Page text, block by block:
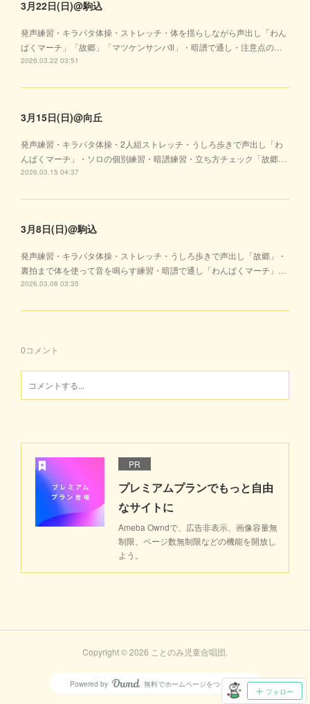
3月22日(日)@駒込
発声練習・キラパタ体操・ストレッチ・体を揺らしながら声出し「わん
ぱくマーチ」「故郷」「マツケンサンバⅡ」・暗譜で通し・注意点の…
2026.03.22 03:51
3月15日(日)@向丘
発声練習・キラパタ体操・2人組ストレッチ・うしろ歩きで声出し「わ
んぱくマーチ」・ソロの個別練習・暗譜練習・立ち方チェック「故郷…
2026.03.15 04:37
3月8日(日)@駒込
発声練習・キラパタ体操・ストレッチ・うしろ歩きで声出し「故郷」・
裏拍まで体を使って音を鳴らす練習・暗譜で通し「わんぱくマーチ」…
2026.03.08 03:35
0コメント
PR
プレミアムプランでもっと自由
なサイトに
Ameba Owndで、広告非表示、画像容量無
制限、ページ数無制限などの機能を開放し
よう。
フォロー
Copyright ©2026 ことのみ児童合唱団.
Powered by AmebaOwnd
無料でホームページをつくろう